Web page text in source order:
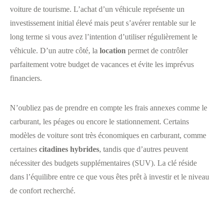
voiture de tourisme. L’achat d’un véhicule représente un
investissement initial élevé mais peut s’avérer rentable sur le
long terme si vous avez l’intention d’utiliser régulièrement le
véhicule. D’un autre côté, la location permet de contrôler
parfaitement votre budget de vacances et évite les imprévus
financiers.
N’oubliez pas de prendre en compte les frais annexes comme le
carburant, les péages ou encore le stationnement. Certains
modèles de voiture sont très économiques en carburant, comme
certaines citadines hybrides, tandis que d’autres peuvent
nécessiter des budgets supplémentaires (SUV). La clé réside
dans l’équilibre entre ce que vous êtes prêt à investir et le niveau
de confort recherché.